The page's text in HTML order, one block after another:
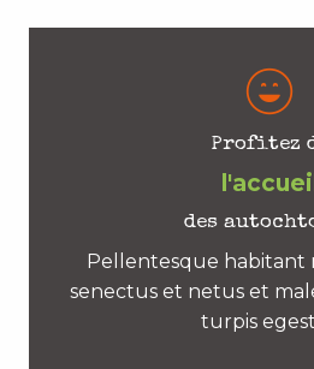
Profitez
l'accueil
des
Pellentesque habitant
senectus et netus et
turpis